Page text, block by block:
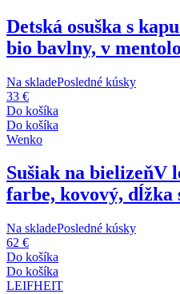
Detská osuška s
bio bavlny, v
Na skladePosledné kúsky
33 €
Do košíka
Do košíka
Wenko
Sušiak na bielizeňV
farbe, kovový, dĺžka
Na skladePosledné kúsky
62 €
Do košíka
Do košíka
LEIFHEIT